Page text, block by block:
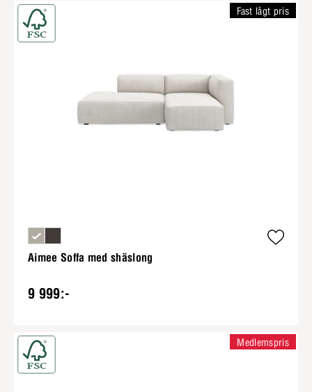
Aimee Soffa med shäslong
9 999:-
Fast lågt pris
Medlemspris